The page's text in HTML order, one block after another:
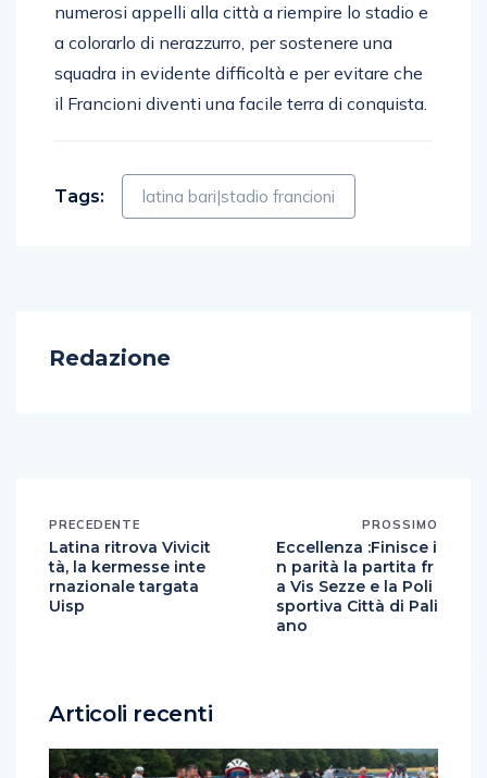
numerosi appelli alla città a riempire lo stadio e
a colorarlo di nerazzurro, per sostenere una
squadra in evidente difficoltà e per evitare che
il Francioni diventi una facile terra di conquista.
Tags: latina bari|stadio francioni
Redazione
PRECEDENTE
Latina ritrova Vivicit
tà, la kermesse inte
rnazionale targata
Uisp
PROSSIMO
Eccellenza :Finisce i
n parità la partita fr
a Vis Sezze e la Poli
sportiva Città di Pali
ano
Articoli recenti